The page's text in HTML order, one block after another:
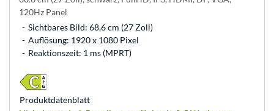
120Hz Panel
Sichtbares Bild: 68,6 cm (27 Zoll)
Auflösung: 1920 x 1080 Pixel
Reaktionszeit: 1 ms (MPRT)
Produkt­datenblatt